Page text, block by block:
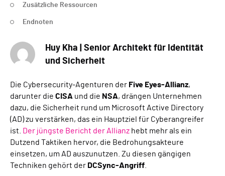
Zusätzliche Ressourcen
Endnoten
Huy Kha | Senior Architekt für Identität
und Sicherheit
Die Cybersecurity-Agenturen der Five Eyes-Allianz,
darunter die CISA und die NSA, drängen Unternehmen
dazu, die Sicherheit rund um Microsoft Active Directory
(AD) zu verstärken, das ein Hauptziel für Cyberangreifer
ist.
Der jüngste Bericht der Allianz hebt mehr als ein
Dutzend Taktiken hervor, die Bedrohungsakteure
einsetzen, um AD auszunutzen. Zu diesen gängigen
Techniken gehört der DCSync-Angriff